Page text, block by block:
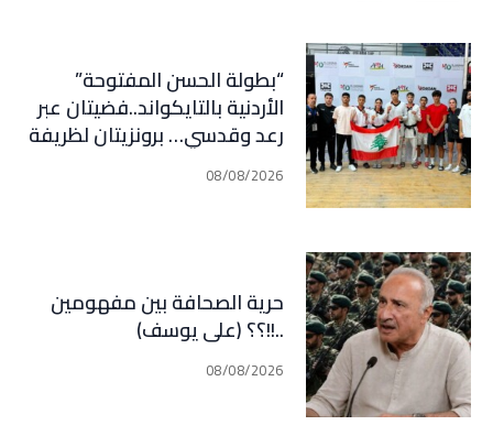
“بطولة الحسن المفتوحة”
الأردنية بالتايكواند..فضيتان عبر
رعد وقدسي… برونزيتان لظريفة
وأبي هيلا
08/08/2026
حرية الصحافة بين مفهومين
..!!؟؟ (علي يوسف)
08/08/2026